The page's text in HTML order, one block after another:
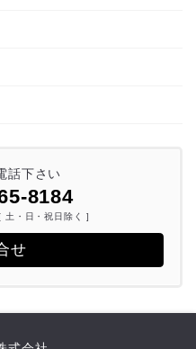
話下さい
8184
・日・祝日除く ]
せ